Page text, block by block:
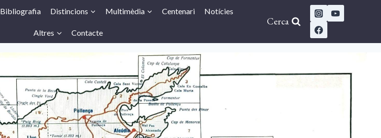
Bibliografia Distincions Multimèdia Centenari Notícies
Altres Contacte
Cerca